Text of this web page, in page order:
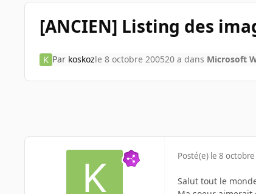
[ANCIEN] Listing des
Par koskozle 8 octobre 200520 a dans Microsoft
Posté(e) le 8
Salut tout le